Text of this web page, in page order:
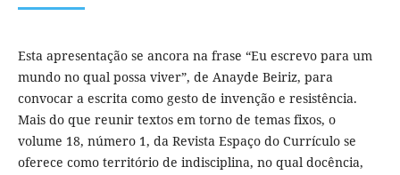
Esta apresentação se ancora na frase “Eu escrevo para um
mundo no qual possa viver”, de Anayde Beiriz, para
convocar a escrita como gesto de invenção e resistência.
Mais do que reunir textos em torno de temas fixos, o
volume 18, número 1, da Revista Espaço do Currículo se
oferece como território de indisciplina, no qual docência,